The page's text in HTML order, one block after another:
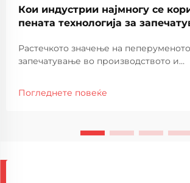
Кои индустрии најмногу се
пената технологија за
Растечкото значење на пеперуменото
запечатување во производството и
запечатување стана витален дел од
производствени процеси во широк
Погледнете повеќе